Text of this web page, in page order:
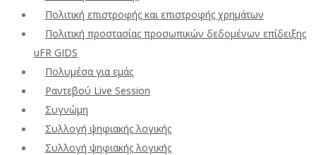
Πολιτική επιστροφής και επιστροφής χρημάτων
Πολιτική προστασίας προσωπικών δεδομένων επίδειξης
uFR GIDS
Πολυμέσα για εμάς
Ραντεβού Live Session
Συγνώμη
Συλλογή ψηφιακής λογικής
Συλλογή ψηφιακής λογικής